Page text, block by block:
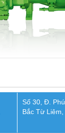
Số 30, Đ.
Bắc Từ